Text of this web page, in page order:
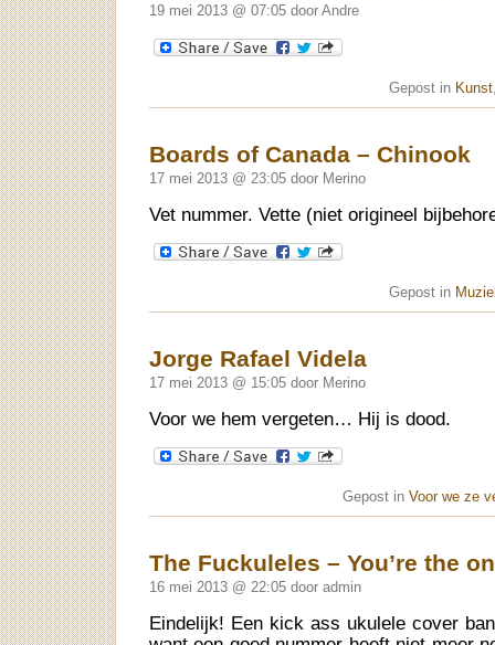
19 mei 2013 @ 07:05 door Andre
Gepost in Kunst
Boards of Canada – Chinook
17 mei 2013 @ 23:05 door Merino
Vet nummer. Vette (niet origineel
Gepost in
Jorge Rafael Videla
17 mei 2013 @ 15:05 door Merino
Voor we hem vergeten… Hij is dood.
Gepost in Voor we ze
The Fuckuleles – You’re the
16 mei 2013 @ 22:05 door admin
Eindelijk! Een kick ass ukulele cover